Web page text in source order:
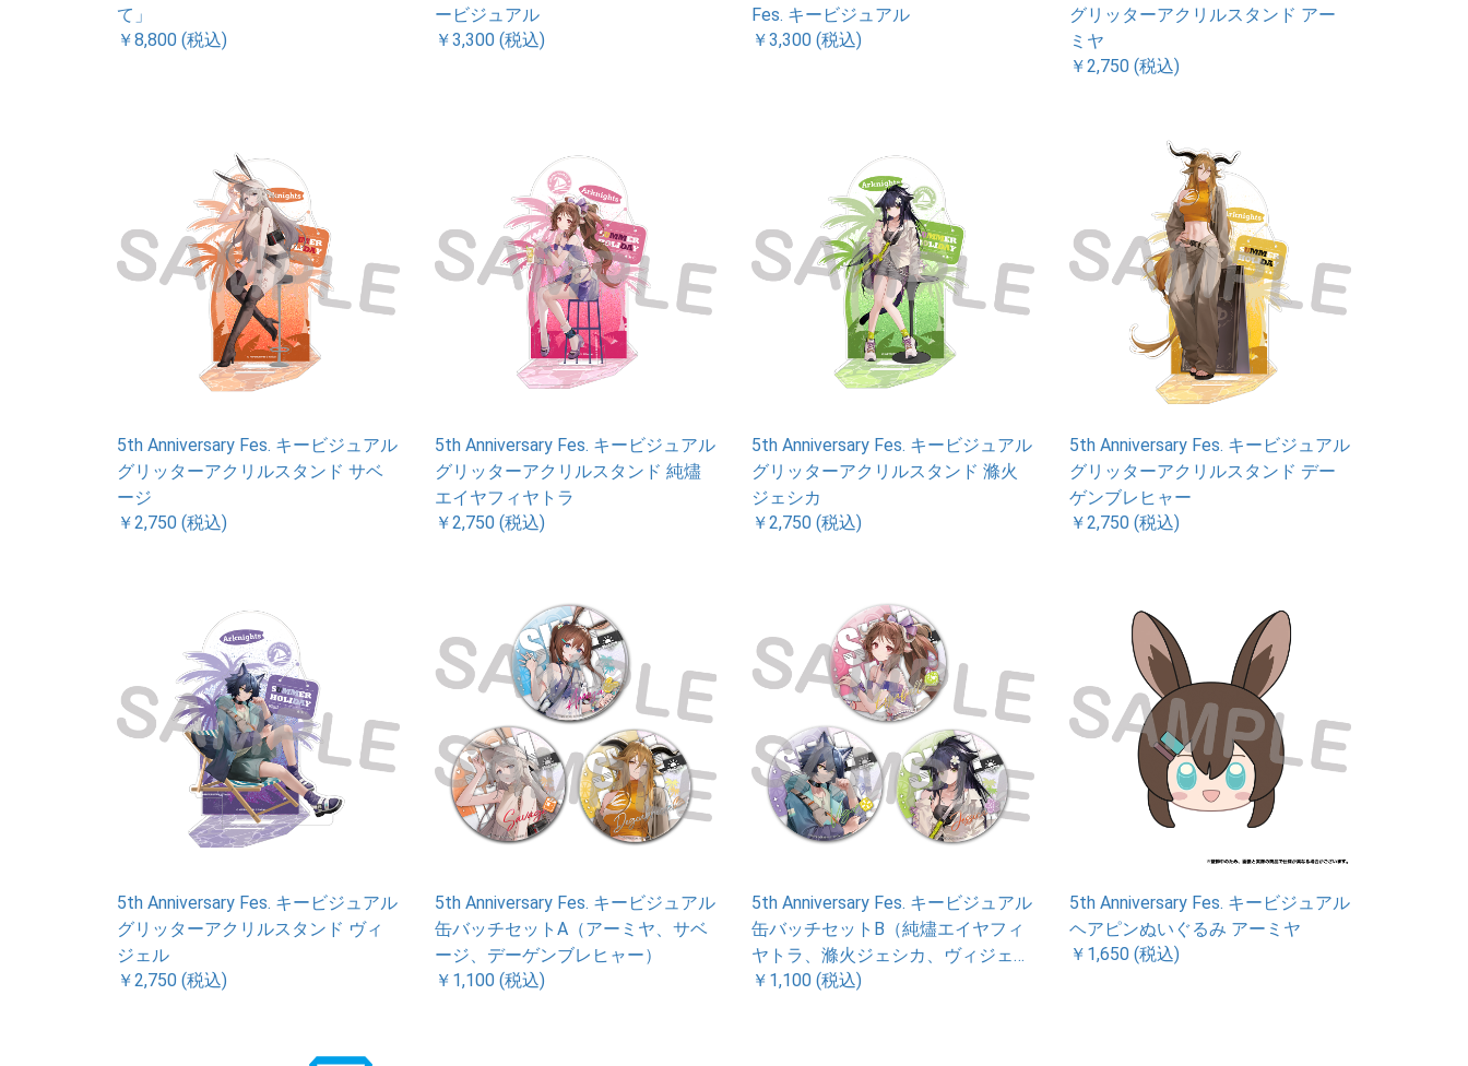
て」
￥8,800 (税込)
ービジュアル
￥3,300 (税込)
Fes. キービジュアル
￥3,300 (税込)
グリッターアクリルスタンド アー
ミヤ
￥2,750 (税込)
5th Anniversary Fes. キービジュアル
グリッターアクリルスタンド サベ
ージ
￥2,750 (税込)
5th Anniversary Fes. キービジュアル
グリッターアクリルスタンド 純燼
エイヤフィヤトラ
￥2,750 (税込)
5th Anniversary Fes. キービジュアル
グリッターアクリルスタンド 滌火
ジェシカ
￥2,750 (税込)
5th Anniversary Fes. キービジュアル
グリッターアクリルスタンド デー
ゲンブレヒャー
￥2,750 (税込)
5th Anniversary Fes. キービジュアル
グリッターアクリルスタンド ヴィ
ジェル
￥2,750 (税込)
5th Anniversary Fes. キービジュアル
缶バッチセットA（アーミヤ、サベ
ージ、デーゲンブレヒャー）
￥1,100 (税込)
5th Anniversary Fes. キービジュアル
缶バッチセットB（純燼エイヤフィ
ヤトラ、滌火ジェシカ、ヴィジェ
ル）
￥1,100 (税込)
5th Anniversary Fes. キービジュアル
ヘアピンぬいぐるみ アーミヤ
￥1,650 (税込)